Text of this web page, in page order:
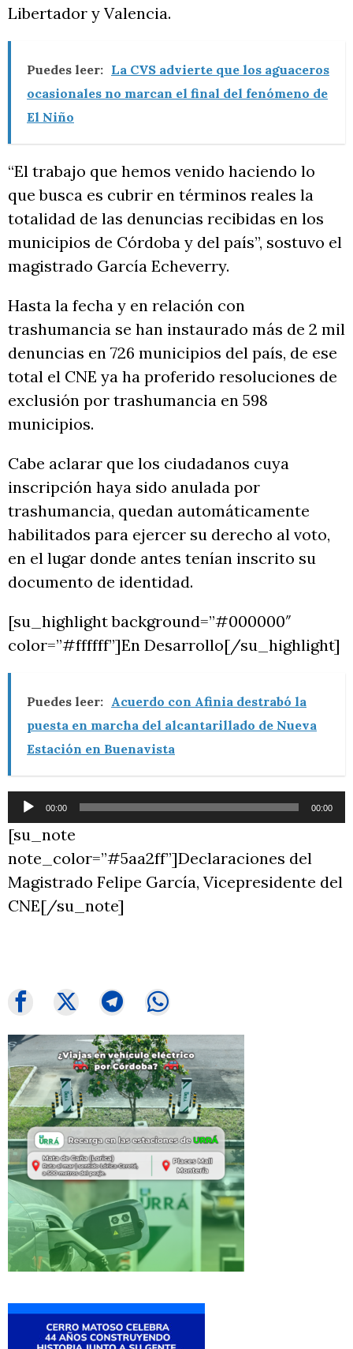
Libertador y Valencia.
Puedes leer: La CVS advierte que los aguaceros
ocasionales no marcan el final del fenómeno de
El Niño
“El trabajo que hemos venido haciendo lo
que busca es cubrir en términos reales la
totalidad de las denuncias recibidas en los
municipios de Córdoba y del país”, sostuvo el
magistrado García Echeverry.
Hasta la fecha y en relación con
trashumancia se han instaurado más de 2 mil
denuncias en 726 municipios del país, de ese
total el CNE ya ha proferido resoluciones de
exclusión por trashumancia en 598
municipios.
Cabe aclarar que los ciudadanos cuya
inscripción haya sido anulada por
trashumancia, quedan automáticamente
habilitados para ejercer su derecho al voto,
en el lugar donde antes tenían inscrito su
documento de identidad.
[su_highlight background=”#000000″
color=”#ffffff”]En Desarrollo[/su_highlight]
Puedes leer: Acuerdo con Afinia destrabó la
puesta en marcha del alcantarillado de Nueva
Estación en Buenavista
Reproductor
de
audio
00:00 00:00
[su_note
note_color=”#5aa2ff”]Declaraciones del
Magistrado Felipe García, Vicepresidente del
CNE[/su_note]